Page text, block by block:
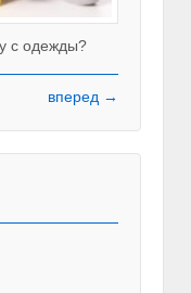
с одежды?
вперед →